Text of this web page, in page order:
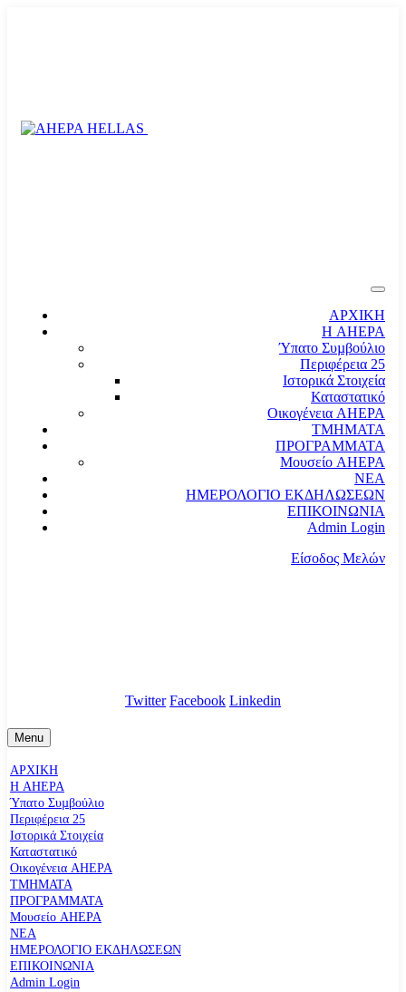
ΑΡΧΙΚΗ
Η AHEPA
Ύπατο Συµβούλιο
Περιφέρεια 25
Ιστορικά Στοιχεία
Καταστατικό
Οικογένεια AHEPA
ΤΜΗΜΑΤΑ
ΠΡΟΓΡΑΜΜΑΤΑ
Μουσείο AHEPA
ΝΕΑ
ΗΜΕΡΟΛΟΓΙΟ ΕΚΔΗΛΩΣΕΩΝ
ΕΠΙΚΟΙΝΩΝΙΑ
Admin Login
Είσοδος Μελών
Twitter Facebook Linkedin
Menu
ΑΡΧΙΚΗ
Η AHEPA
Ύπατο Συµβούλιο
Περιφέρεια 25
Ιστορικά Στοιχεία
Καταστατικό
Οικογένεια AHEPA
ΤΜΗΜΑΤΑ
ΠΡΟΓΡΑΜΜΑΤΑ
Μουσείο AHEPA
ΝΕΑ
ΗΜΕΡΟΛΟΓΙΟ ΕΚΔΗΛΩΣΕΩΝ
ΕΠΙΚΟΙΝΩΝΙΑ
Admin Login